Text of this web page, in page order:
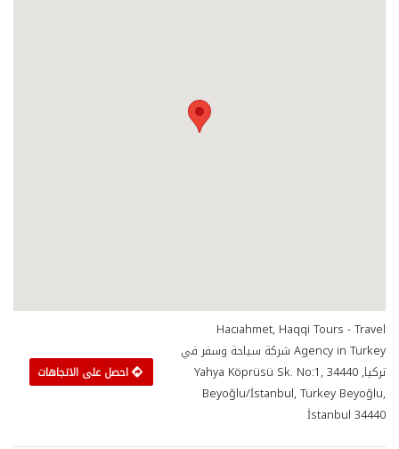
Hacıahmet, Haqqi Tours - Travel
Agency in Turkey شركة سياحة وسفر في
تركيا, Yahya Köprüsü Sk. No:1, 34440
Beyoğlu/İstanbul, Turkey Beyoğlu,
İstanbul 34440
احصل على الاتجاهات